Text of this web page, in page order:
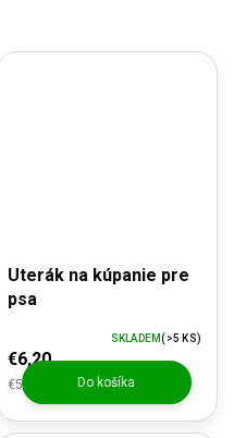
Uterák na kúpanie pre
psa
€5,12 bez DPH
€6,20
SKLADEM(>5 KS)
Do košíka